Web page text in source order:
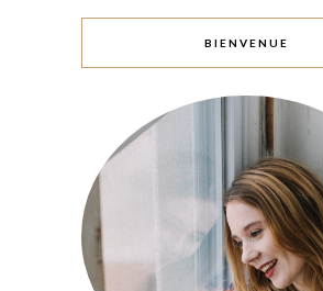
BIENVENUE